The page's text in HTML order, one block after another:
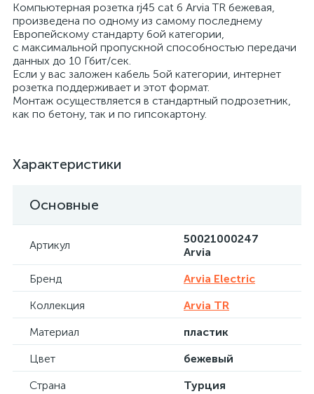
Компьютерная розетка rj45 cat 6 Arvia TR бежевая,
произведена по одному из самому последнему
Европейскому стандарту 6ой категории,
с максимальной пропускной способностью передачи
данных до 10 Гбит/сек.
Если у вас заложен кабель 5ой категории, интернет
розетка поддерживает и этот формат.
Монтаж осуществляется в стандартный подрозетник,
как по бетону, так и по гипсокартону.
Характеристики
Основные
Артикул
50021000247
Arvia
Бренд
Arvia Electric
Коллекция
Arvia TR
Материал
пластик
Цвет
бежевый
Страна
Турция